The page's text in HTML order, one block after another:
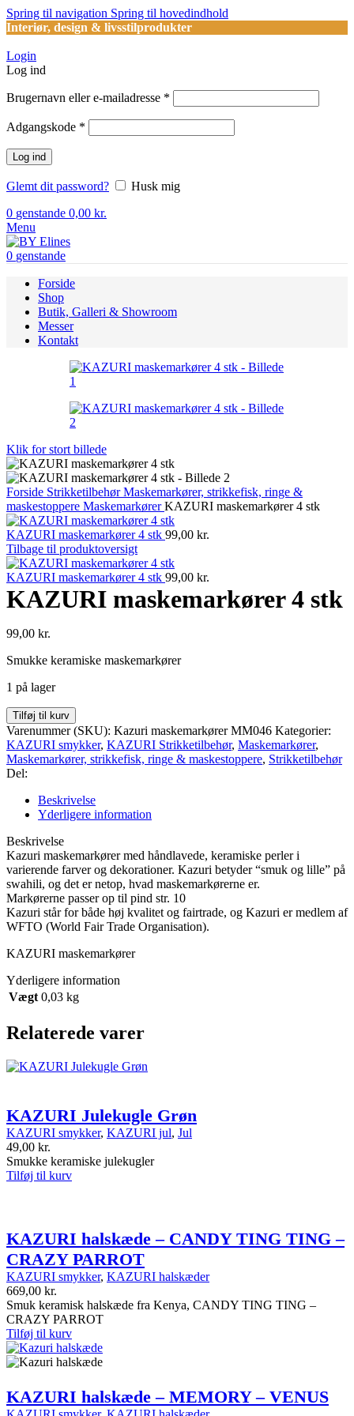
Spring til navigation Spring til hovedindhold
Interiør, design & livsstilprodukter
Login
Log ind
Brugernavn eller e-mailadresse *
Adgangskode *
Log ind
Glemt dit password?
Husk mig
0 genstande 0,00 kr.
Menu
0 genstande
Forside
Shop
Butik, Galleri & Showroom
Messer
Kontakt
Klik for stort billede
Forside StrikketilbehørMaskemarkører, strikkefisk, ringe &
maskestoppere MaskemarkørerKAZURI maskemarkører 4 stk
KAZURI maskemarkører 4 stk 99,00 kr.
Tilbage til produktoversigt
KAZURI maskemarkører 4 stk 99,00 kr.
KAZURI maskemarkører 4 stk
99,00 kr.
Smukke keramiske maskemarkører
1 på lager
KAZURI
maskemarkører
4
stk
antal
Tilføj til kurv
Varenummer (SKU): Kazuri maskemarkører MM046 Kategorier:
KAZURI smykker, KAZURI Strikketilbehør, Maskemarkører,
Maskemarkører, strikkefisk, ringe & maskestoppere, Strikketilbehør
Del:
Beskrivelse
Yderligere information
Beskrivelse
Kazuri maskemarkører med håndlavede, keramiske perler i
varierende farver og dekorationer. Kazuri betyder “smuk og lille” på
swahili, og det er netop, hvad maskemarkørerne er.
Markørerne passer op til pind str. 10
Kazuri står for både høj kvalitet og fairtrade, og Kazuri er medlem af
WFTO (World Fair Trade Organisation).
KAZURI maskemarkører
Yderligere information
Vægt 0,03 kg
Relaterede varer
KAZURI Julekugle Grøn
KAZURI smykker, KAZURI jul, Jul
49,00 kr.
Smukke keramiske julekugler
Tilføj til kurv
KAZURI halskæde – CANDY TING TING –
CRAZY PARROT
KAZURI smykker, KAZURI halskæder
669,00 kr.
Smuk keramisk halskæde fra Kenya, CANDY TING TING –
CRAZY PARROT
Tilføj til kurv
KAZURI halskæde – MEMORY – VENUS